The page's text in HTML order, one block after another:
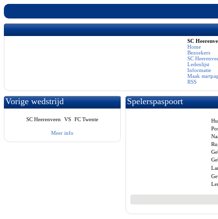
SC
Home
Bezoekers
SC
Ledenlijst
Informatie
Maak
RSS
Vorige wedstrijd
SC Heerenveen VS FC Twente
Meer info
Spelerspaspoort